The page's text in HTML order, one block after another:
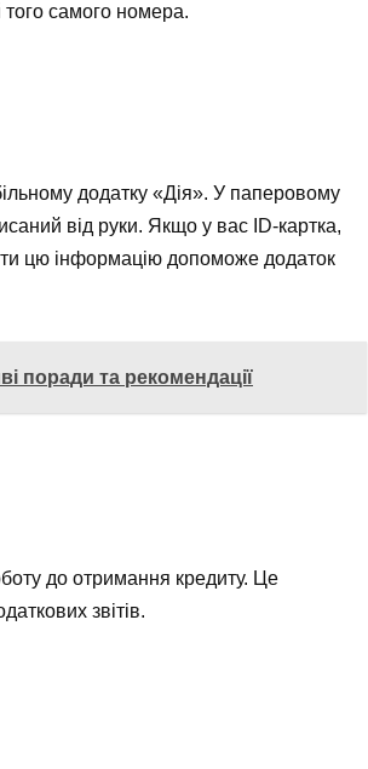
того самого номера.
додатку «Дія». У паперовому
від руки. Якщо у вас ID-картка,
цю інформацію допоможе додаток
поради та рекомендації
до отримання кредиту. Це
звітів.